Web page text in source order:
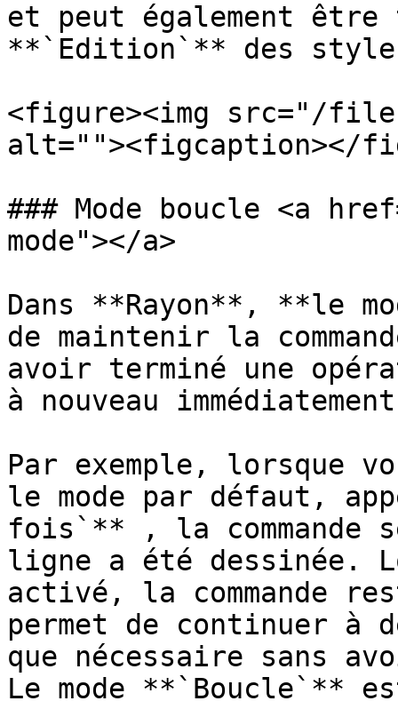
et peut également être
**`Edition`** des
<figure><img src="/files/
alt=""><figcaption></
### Mode boucle <a
mode"></a>
Dans **Rayon**, **le
de maintenir la
avoir terminé une
à nouveau
Par exemple, lorsque
le mode par défaut,
fois`** , la commande
ligne a été dessinée.
activé, la commande
permet de continuer à
que nécessaire sans
Le mode **`Boucle`**